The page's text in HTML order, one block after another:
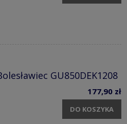
GU850DEK1208
177,90 zł
DO KOSZYKA